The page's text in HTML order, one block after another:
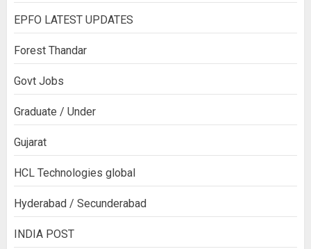
EPFO LATEST UPDATES
Forest Thandar
Govt Jobs
Graduate / Under
Gujarat
HCL Technologies global
Hyderabad / Secunderabad
INDIA POST